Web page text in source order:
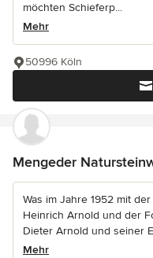
möchten Schieferp...
Mehr
50996 Köln
Mengeder
Was im Jahre 1952 mit
Heinrich Arnold und der
Dieter Arnold und seiner
Mehr